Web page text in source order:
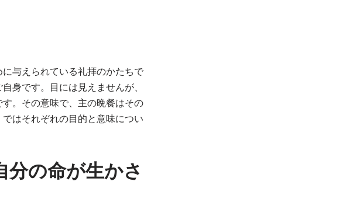
与えられている礼拝のかたちで
身です。目には見えませんが、
。その意味で、主の晩餐はその
はそれぞれの目的と意味につい
の命が生かさ